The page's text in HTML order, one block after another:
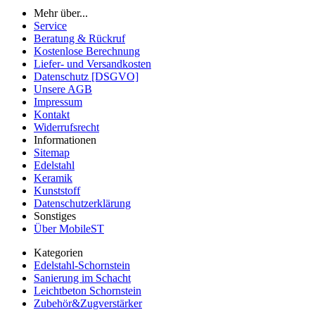
Mehr über...
Service
Beratung & Rückruf
Kostenlose Berechnung
Liefer- und Versandkosten
Datenschutz [DSGVO]
Unsere AGB
Impressum
Kontakt
Widerrufsrecht
Informationen
Sitemap
Edelstahl
Keramik
Kunststoff
Datenschutzerklärung
Sonstiges
Über MobileST
Kategorien
Edelstahl-Schornstein
Sanierung im Schacht
Leichtbeton Schornstein
Zubehör&Zugverstärker